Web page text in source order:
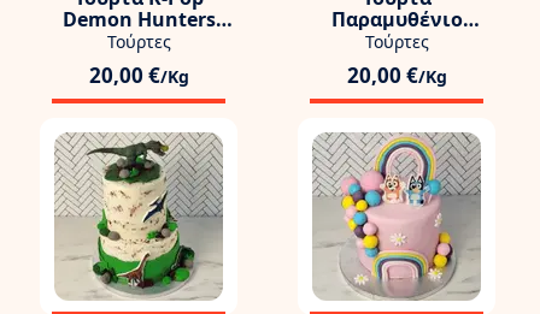
Demon Hunters
Rumi Zoey Mira
Τούρτες
20,00 €/Kg
Παραμυθένιο
Βιβλίο
Τούρτες
20,00 €/Kg